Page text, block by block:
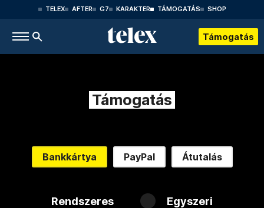
TELEX AFTER G7 KARAKTER TÁMOGATÁS SHOP
Támogatás
Támogatás
Bankkártya PayPal Átutalás
Rendszeres Egyszeri